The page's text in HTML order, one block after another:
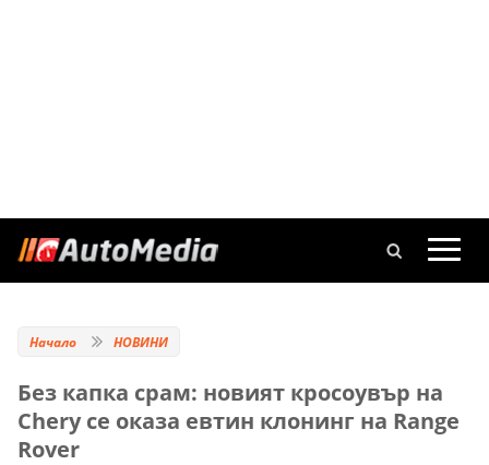
Начало НОВИНИ
Без капка срам: новият кросоувър на
Chery се оказа евтин клонинг на Range
Rover